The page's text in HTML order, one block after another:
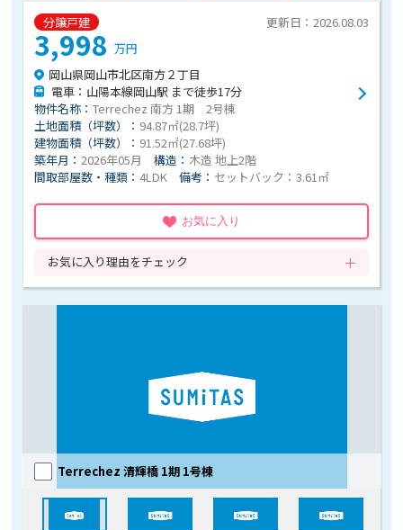
分譲戸建 更新日：2026.08.03
3,998万円
岡山県岡山市北区南方２丁目
電車：山陽本線岡山駅 まで徒歩17分
物件名称：Terrechez 南方 1期 2号棟
土地面積（坪数）： 94.87㎡(28.7坪)
建物面積（坪数）： 91.52㎡(27.68坪)
築年月：2026年05月 構造：木造 地上2階
間取部屋数・種類： 4LDK 備考： セットバック：3.61㎡
お気に入り
お気に入り理由をチェック
Terrechez 清輝橋 1期 1号棟